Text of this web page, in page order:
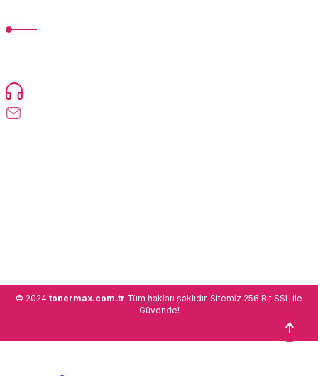
© 2024 tonermax.com.tr Tüm hakları saklıdır. Sitemiz 256 Bit SSL ile
Güvende!